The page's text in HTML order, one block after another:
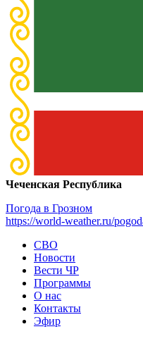
Чеченская Республика
Погода в Грозном
https://world-weather.ru/
СВО
Новости
Вести ЧР
Программы
О нас
Контакты
Эфир